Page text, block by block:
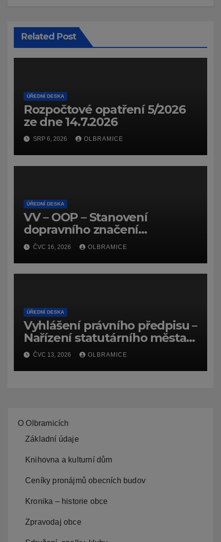
Related Post
ÚŘEDNÍ DESKA
Rozpočtové opatření 5/2026
ze dne 14.7.2026
SRP 6, 2026 OLBRAMICE
ÚŘEDNÍ DESKA
VV – OOP – Stanovení
dopravního značení
(dočasného) č.
7159/26/Olbramice
ČVC 16, 2026 OLBRAMICE
ÚŘEDNÍ DESKA
Vyhlášení právního předpisu –
Nařízení statutárního města
Ostravy, o záměru zadat
zpracování lesních
hospodářských budov
ČVC 13, 2026 OLBRAMICE
O Olbramicích
Základní údaje
Knihovna a kulturní dům
Ceníky pronájmů obecních budov
Kronika – historie obce
Zpravodaj obce